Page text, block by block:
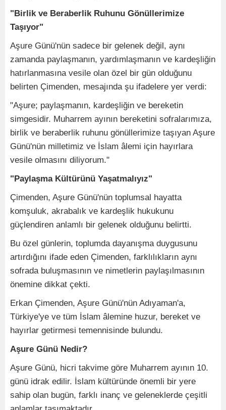
"Birlik ve Beraberlik Ruhunu Gönüllerimize
Taşıyor"
Aşure Günü'nün sadece bir gelenek değil, aynı
zamanda paylaşmanın, yardımlaşmanın ve kardeşliğin
hatırlanmasına vesile olan özel bir gün olduğunu
belirten Çimenden, mesajında şu ifadelere yer verdi:
"Aşure; paylaşmanın, kardeşliğin ve bereketin
simgesidir. Muharrem ayının bereketini sofralarımıza,
birlik ve beraberlik ruhunu gönüllerimize taşıyan Aşure
Günü'nün milletimiz ve İslam âlemi için hayırlara
vesile olmasını diliyorum."
"Paylaşma Kültürünü Yaşatmalıyız"
Çimenden, Aşure Günü'nün toplumsal hayatta
komşuluk, akrabalık ve kardeşlik hukukunu
güçlendiren anlamlı bir gelenek olduğunu belirtti.
Bu özel günlerin, toplumda dayanışma duygusunu
artırdığını ifade eden Çimenden, farklılıkların aynı
sofrada buluşmasının ve nimetlerin paylaşılmasının
önemine dikkat çekti.
Erkan Çimenden, Aşure Günü'nün Adıyaman'a,
Türkiye'ye ve tüm İslam âlemine huzur, bereket ve
hayırlar getirmesi temennisinde bulundu.
Aşure Günü Nedir?
Aşure Günü, hicri takvime göre Muharrem ayının 10.
günü idrak edilir. İslam kültüründe önemli bir yere
sahip olan bugün, farklı inanç ve geleneklerde çeşitli